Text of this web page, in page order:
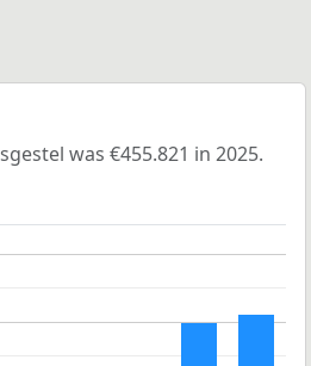
was €455.821 in 2025.